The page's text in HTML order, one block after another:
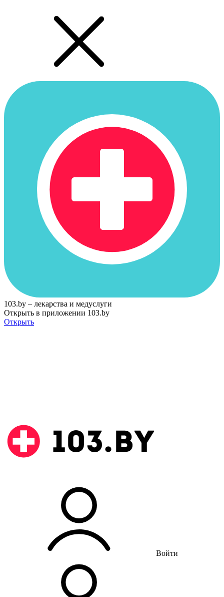
103.by – лекарства и медуслуги
Открыть в приложении 103.by
Открыть
Войти